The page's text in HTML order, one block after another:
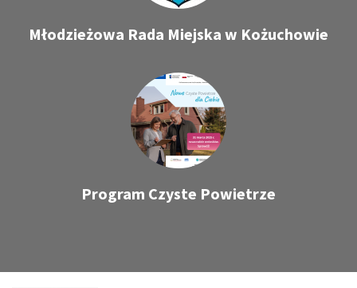
Młodzieżowa Rada Miejska w Kożuchowie
Program Czyste Powietrze